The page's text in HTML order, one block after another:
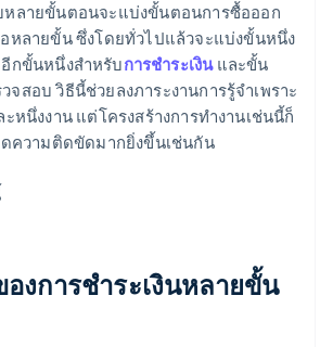
หลายขั้นตอนจะแบ่งขั้นตอนการซื้อออก
หลายขั้น ซึ่งโดยทั่วไปแล้วจะแบ่งขั้นหนึ่ง
กขั้นหนึ่งสำหรับการชำระเงินและขั้น
จสอบ วิธีนี้ช่วยลงภาระงานการรู้จำเพราะ
หนึ่งงาน แต่โครงสร้างการทำงานเช่นนี้ก็
ดความติดขัดมากยิ่งขึ้นเช่นกัน
งการชำระเงินหลายขั้น